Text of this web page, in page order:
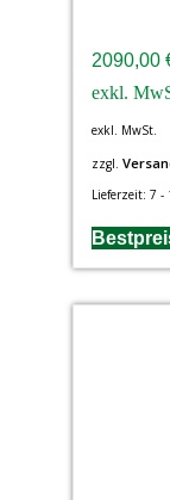
2090,00
exkl. MwSt.
zzgl.
Lieferzeit: 7 -